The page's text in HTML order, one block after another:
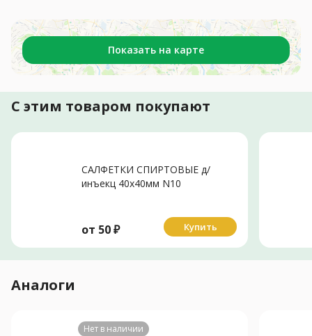
Показать на карте
С этим товаром покупают
САЛФЕТКИ СПИРТОВЫЕ д/
инъекц 40х40мм N10
от 50₽ Купить
Аналоги
Нет в наличии